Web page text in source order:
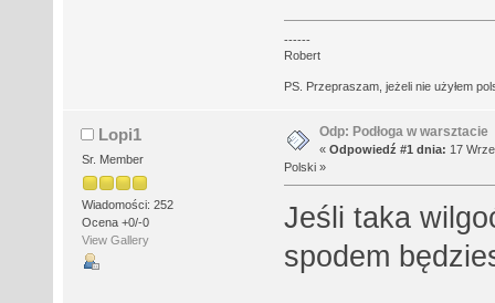
------
Robert
PS. Przepraszam, jeżeli nie użyłem
Lopi1
Sr. Member
Wiadomości: 252
Ocena +0/-0
View Gallery
Odp: Podłoga w warsztacie
« Odpowiedź #1 dnia: 17
Polski »
Jeśli taka
spodem